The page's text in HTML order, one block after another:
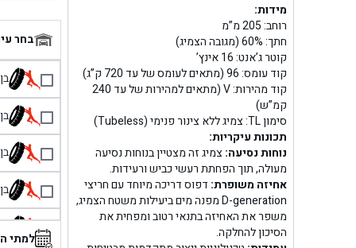
מידות:
רוחב: 205 מ”מ
חתך: 60% (מגובה הצמיג)
קוטר ג’אנט: 16 אינץ’
קוד עומס: 96 (מתאים לעומס של עד 720 ק”ג)
קוד מהירות: V (מתאים למהירות של עד 240
קמ”ש)
סימון TL: צמיג ללא צינור פנימי (Tubeless)
תכונות עיקריות:
נוחות נסיעה:צמיג זה מצטיין בנוחות נסיעה
מעולה, תוך הפחתת רעשי כביש ורעידות.
אחיזה משופרת: דפוס דריכה מיוחד עם חריצי
D-generation מפנה מים ביעילות משטח הצמיג,
משפר את האחיזה בתנאי רטוב ומפחית את
הסיכון להחלקה.
בחר
בן
בן
בן
בן
למתי